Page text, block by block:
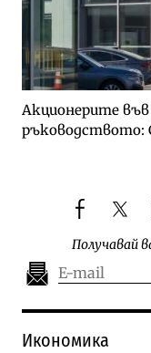
Акционерите
ръководството:
facebook
Получавай
Икономика